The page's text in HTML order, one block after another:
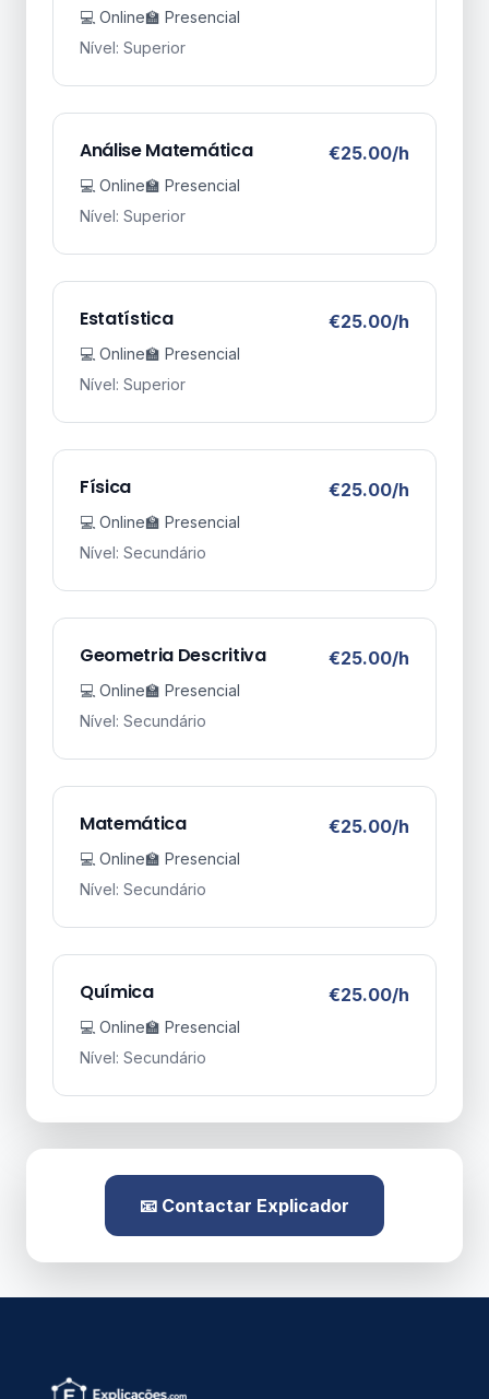
💻 Online🏫 Presencial
Nível: Superior
Análise Matemática €25.00/h
💻 Online🏫 Presencial
Nível: Superior
Estatística €25.00/h
💻 Online🏫 Presencial
Nível: Superior
Física €25.00/h
💻 Online🏫 Presencial
Nível: Secundário
Geometria Descritiva €25.00/h
💻 Online🏫 Presencial
Nível: Secundário
Matemática €25.00/h
💻 Online🏫 Presencial
Nível: Secundário
Química €25.00/h
💻 Online🏫 Presencial
Nível: Secundário
📧 Contactar Explicador